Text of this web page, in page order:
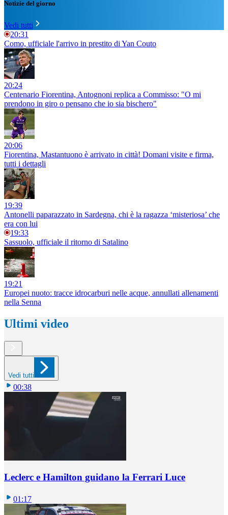
Notizie del giorno
Vedi tutti
20:31
Como, ufficiale l'arrivo in prestito di Yan Couto
20:24
Centenario Fiorentina, Antognoni replica a Commisso: "O mi
prendono in giro o pensano che io sia bischero"
20:06
Fiorentina, Mastantuono è arrivato in città! Domani visite e firma,
tutti i dettagli
19:39
Antonelli paparazzato in Sardegna, chi è la ragazza ‘misteriosa’ che
era con lui
19:33
Sassuolo, ufficiale il ritorno di Satalino
19:21
Europei nuoto: tracce idrocarburi nelle acque, annullati allenamenti
nella Senna
Ultimi video
Vedi tutti
00:38
Leclerc e Hamilton guidano la Ferrari Luce
01:17